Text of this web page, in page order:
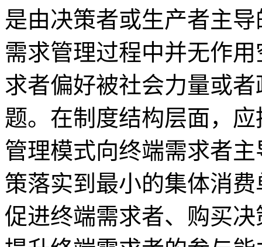
是由决策者或生产者主
需求管理过程中并无作
求者偏好被社会力量或
题。在制度结构层面，
管理模式向终端需求者
策落实到最小的集体消
促进终端需求者、购买